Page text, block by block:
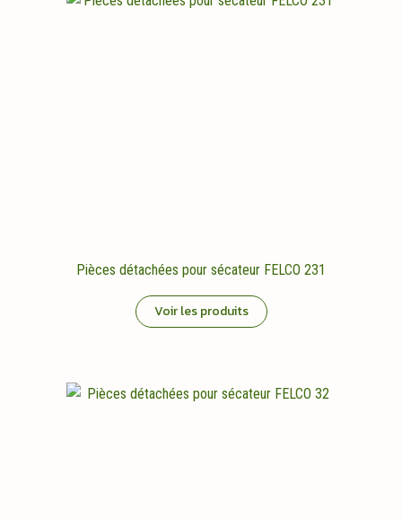
Pièces détachées pour sécateur FELCO 231
Voir les produits